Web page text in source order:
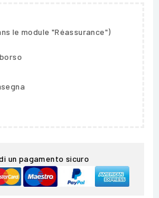
le module "Réassurance")
un pagamento sicuro